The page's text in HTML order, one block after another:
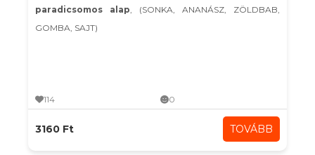
paradicsomos alap, (SONKA, ANANÁSZ, ZÖLDBAB,
GOMBA, SAJT)
114 0
3160 Ft TOVÁBB